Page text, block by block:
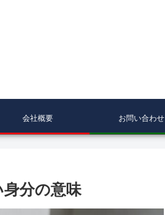
会社概要 お問い合わせ
分の意味